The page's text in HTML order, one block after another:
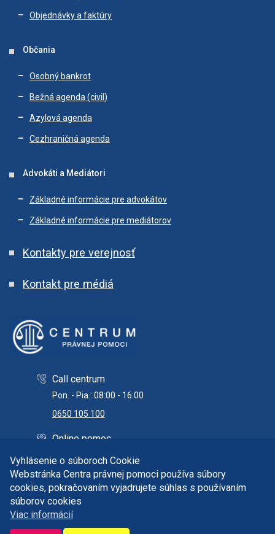
Vyhlásenie o súboroch Cookie
Webstránka Centra právnej pomoci používa súbory
cookies, pokračovaním vyjadrujete súhlas s používaním
súborov cookies
Viac informácií
Objednávky a faktúry
Občania
Osobný bankrot
Bežná agenda (civil)
Azylová agenda
Cezhraničná agenda
Advokáti a Mediátori
Základné informácie pre advokátov
Základné informácie pre mediátorov
Kontakty pre verejnosť
Kontakt pre médiá
Call centrum
Pon. - Pia.: 08:00 - 16:00
0650 105 100
Online pomoc
info@centrumpravnejpomoci.sk
Copyright © 2026 Centrum právnej pomoci. Všetky práva
vyhradené.
Správca obsahu a technický prevádzkovateľ: